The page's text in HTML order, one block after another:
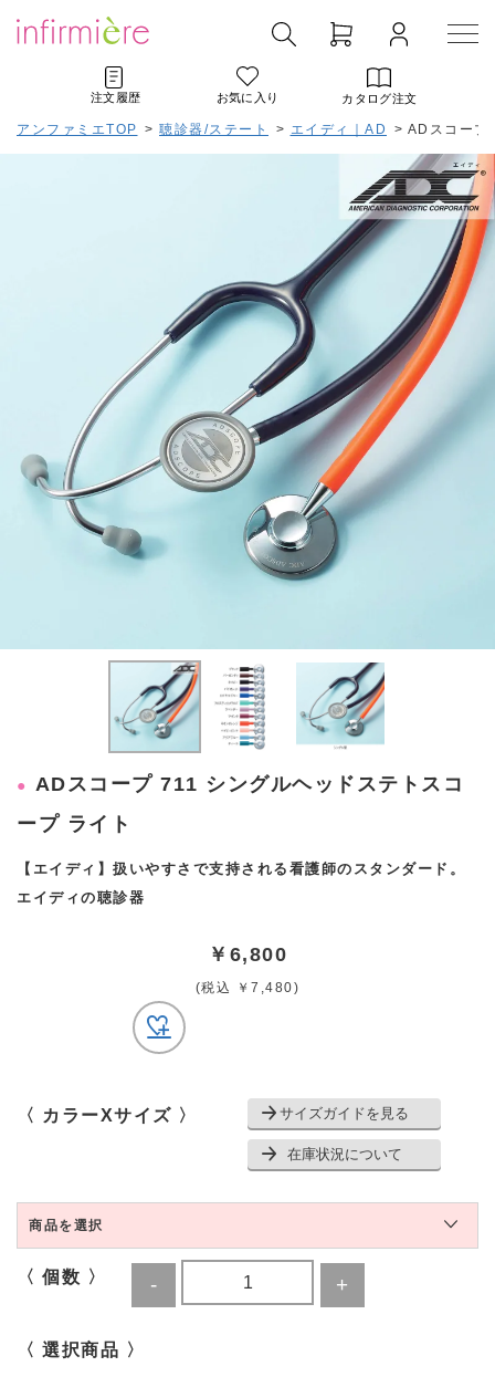
注文履歴 お気に入り カタログ注文
アンファミエTOP > 聴診器/ステート > エイディ｜AD > ADスコープ
ADスコープ 711 シングルヘッドステトスコ
ープ ライト
【エイディ】扱いやすさで支持される看護師のスタンダード。
エイディの聴診器
￥6,800
(税込 ￥7,480)
〈 カラーXサイズ 〉 サイズガイドを見る
在庫状況について
商品を選択
〈 個数 〉
〈 選択商品 〉